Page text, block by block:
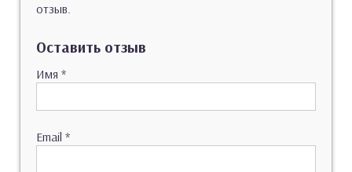
отзыв.
Оставить отзыв
Имя *
Email *